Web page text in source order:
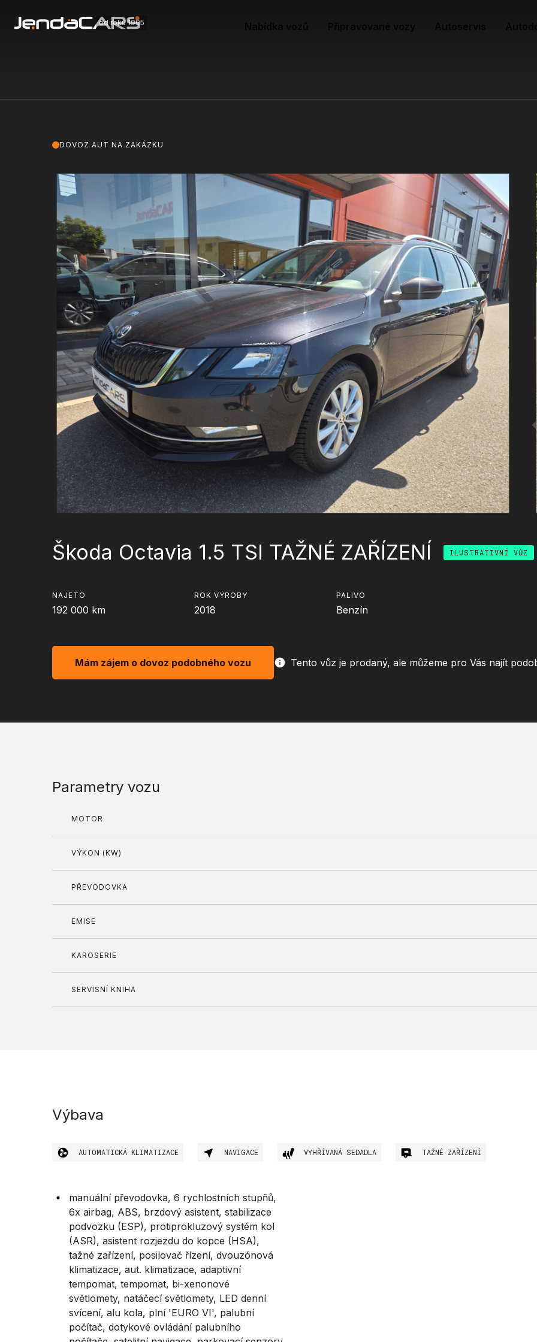
od roku 1995
Škoda Octavia 1.5 TSI TAŽNÉ ZAŘÍZENÍ ILUSTRATIVNÍ VŮZ
NAJETO
192 000 km
ROK VÝROBY
2018
PALIVO
Benzín
Mám zájem o dovoz podobného vozu Tento vůz je prodaný, ale můžeme pro Vás najít
DOVOZ AUT NA ZAKÁZKU
Parametry vozu
MOTOR
VÝKON (KW)
PŘEVODOVKA
EMISE
KAROSERIE
SERVISNÍ KNIHA
Výbava
AUTOMATICKÁ KLIMATIZACE NAVIGACE VYHŘÍVANÁ SEDADLA TAŽNÉ ZAŘÍZENÍ
manuální převodovka, 6 rychlostních stupňů,
6x airbag, ABS, brzdový asistent, stabilizace
podvozku (ESP), protiprokluzový systém kol
(ASR), asistent rozjezdu do kopce (HSA),
tažné zařízení, posilovač řízení, dvouzónová
klimatizace, aut. klimatizace, adaptivní
tempomat, tempomat, bi-xenonové
světlomety, natáčecí světlomety, LED denní
svícení, alu kola, plní 'EURO VI', palubní
počítač, dotykové ovládání palubního